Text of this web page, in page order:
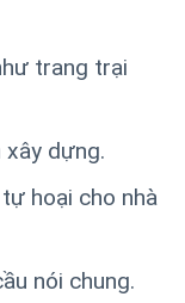
trang trại
dựng.
hoại cho nhà
nói chung.